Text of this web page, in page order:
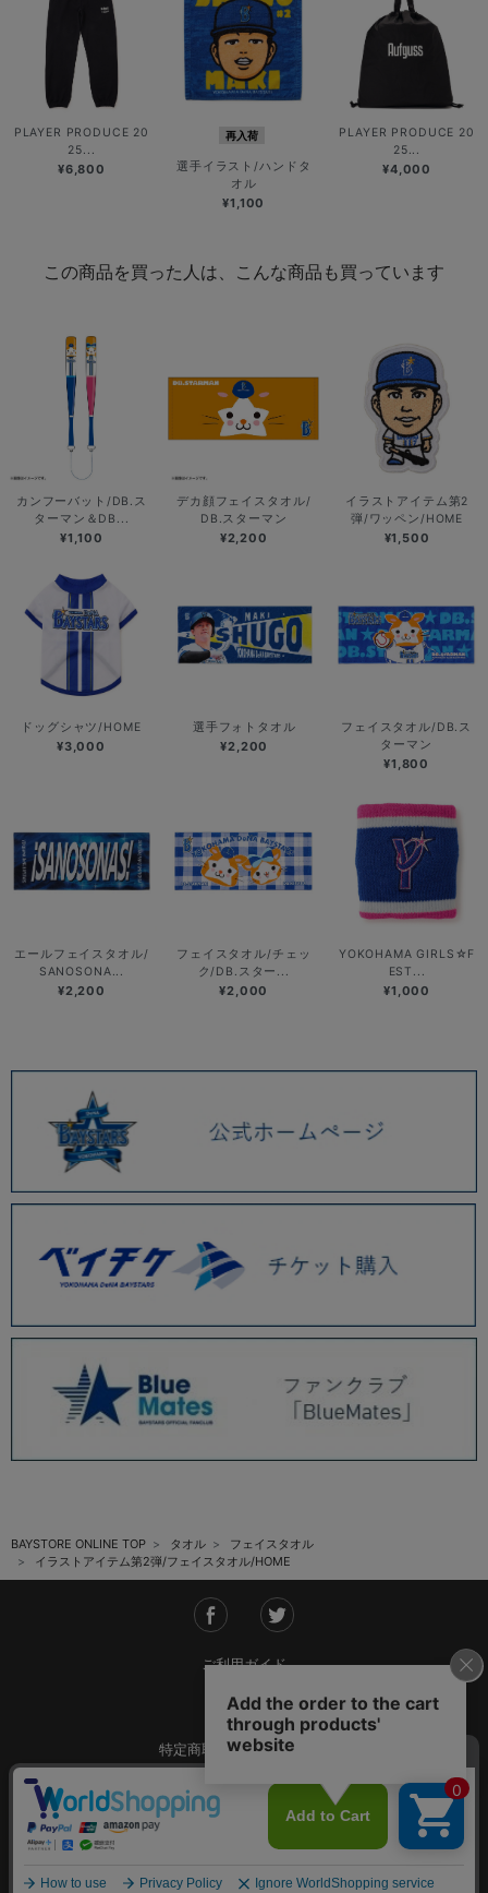
PLAYER PRODUCE 20
25...
¥6,800
再入荷
選手イラスト/ハンドタ
オル
¥1,100
PLAYER PRODUCE 20
25...
¥4,000
この商品を買った人は、こんな商品も買っています
カンフーバット/DB.ス
ターマン＆DB...
¥1,100
デカ顔フェイスタオル/
DB.スターマン
¥2,200
イラストアイテム第2
弾/ワッペン/HOME
¥1,500
ドッグシャツ/HOME
¥3,000
選手フォトタオル
¥2,200
フェイスタオル/DB.ス
ターマン
¥1,800
エールフェイスタオル/
SANOSONA...
¥2,200
フェイスタオル/チェッ
ク/DB.スター...
¥2,000
YOKOHAMA GIRLS☆F
EST...
¥1,000
BAYSTORE ONLINE TOP タオル
フェイスタオル
イラストアイテム第2弾/フェイスタオル/HOME
ご利用ガイド
会社概要
特定商取引法に基づく表記
ご利用規約
Copyright © YOKOHAMA DeNA BAYSTARS All Rights Reserved.